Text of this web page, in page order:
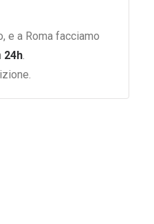
e a Roma facciamo
24h.